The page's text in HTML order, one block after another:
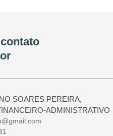
SOARES PEREIRA,
ADMINISTRATIVO